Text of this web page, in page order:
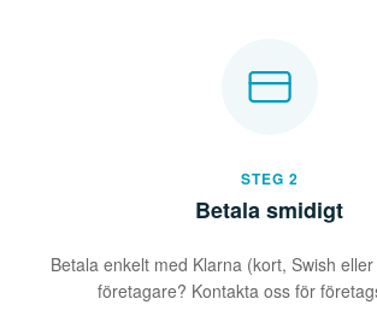
STEG 2
Betala smidigt
Betala enkelt med Klarna (kort, Swish
företagare? Kontakta oss för